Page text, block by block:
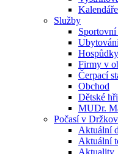
Kalendáře
Služby
Sportovní
Firmy v
Čerpací
Obchod
Dětské
MUDr.
Počasí v
Aktuální
Aktuální
Aktuality